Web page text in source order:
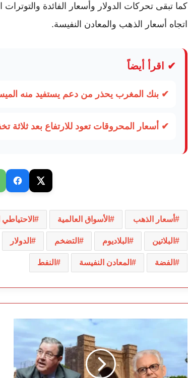
كما تبقى تحركات الدولار وأسعار الفائدة
اتجاه أسعار الذهب والمعادن النفيسة.
✔ اقرأ أيضاً
✔ بنك المغرب يحذر من دعم يستفيد منه
✔ أسعار المحروقات تعود للارتفاع بعد ثلاثة
أسعار الذهب الأسواق العالمية الاحتياطي
البلاتين البلاديوم التضخم الدولار
الفضة المعادن النفيسة النفط
داخل
الاستقلالي
بسبب